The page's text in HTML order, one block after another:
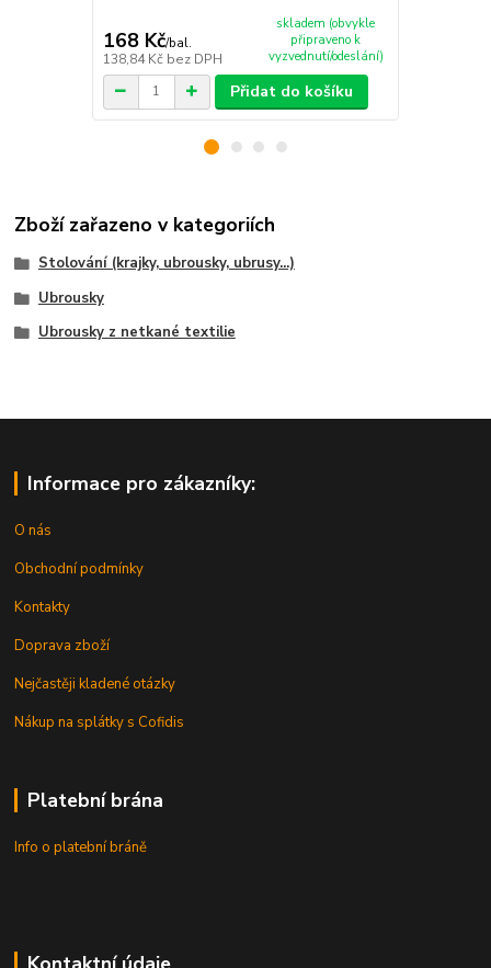
168 Kč/bal.
138,84 Kč bez DPH
skladem (obvykle
připraveno k
vyzvednutí/odeslání)
Přidat do košíku
Zboží zařazeno v kategoriích
Stolování (krajky, ubrousky, ubrusy...)
Ubrousky
Ubrousky z netkané textilie
Informace pro zákazníky:
O nás
Obchodní podmínky
Kontakty
Doprava zboží
Nejčastěji kladené otázky
Nákup na splátky s Cofidis
Platební brána
Info o platební bráně